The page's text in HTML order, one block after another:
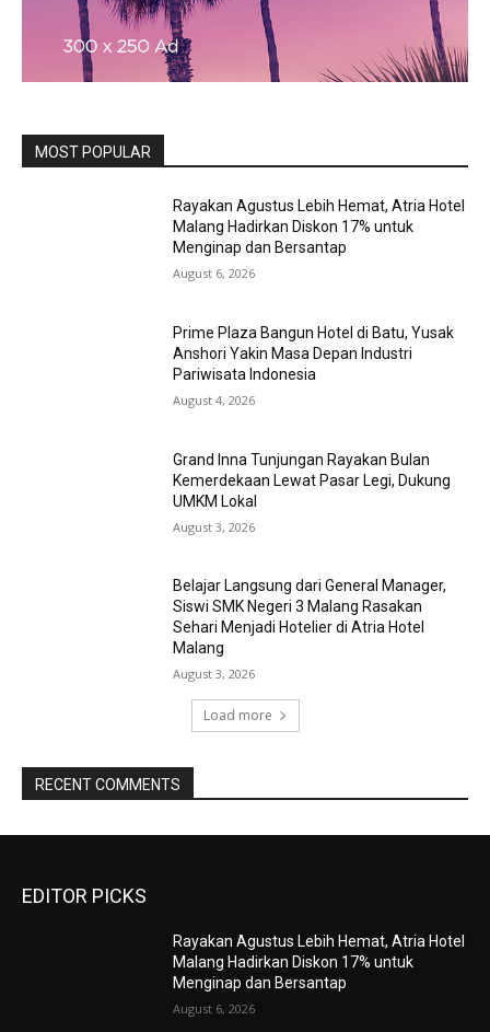
MOST POPULAR
Rayakan Agustus Lebih Hemat, Atria Hotel
Malang Hadirkan Diskon 17% untuk
Menginap dan Bersantap
August 6, 2026
Prime Plaza Bangun Hotel di Batu, Yusak
Anshori Yakin Masa Depan Industri
Pariwisata Indonesia
August 4, 2026
Grand Inna Tunjungan Rayakan Bulan
Kemerdekaan Lewat Pasar Legi, Dukung
UMKM Lokal
August 3, 2026
Belajar Langsung dari General Manager,
Siswi SMK Negeri 3 Malang Rasakan
Sehari Menjadi Hotelier di Atria Hotel
Malang
August 3, 2026
Load more
RECENT COMMENTS
EDITOR PICKS
Rayakan Agustus Lebih Hemat, Atria Hotel
Malang Hadirkan Diskon 17% untuk
Menginap dan Bersantap
August 6, 2026